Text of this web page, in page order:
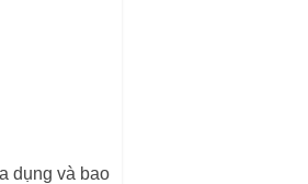
dụng và bao